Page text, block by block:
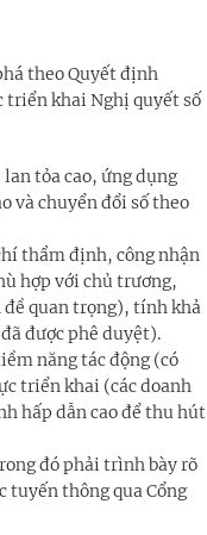
theo Quyết định
triển khai Nghị quyết số
tỏa cao, ứng dụng
và chuyển đổi số theo
thẩm định, công nhận
hợp với chủ trương,
đề quan trọng), tính khả
được phê duyệt).
năng tác động (có
triển khai (các doanh
hấp dẫn cao để thu hút
đó phải trình bày rõ
tuyến thông qua Cổng